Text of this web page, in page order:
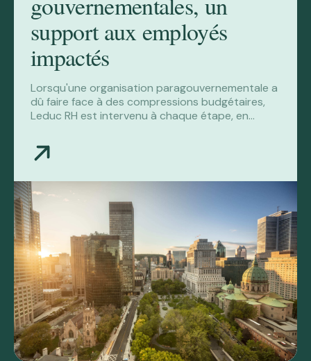
support aux employés
impactés
Lorsqu'une organisation paragouvernementale a
dû faire face à des compressions budgétaires,
Leduc RH est intervenu à chaque étape, en
semaines suivantes, pour soutenir les équipes en
place et accompagner les employés touchés